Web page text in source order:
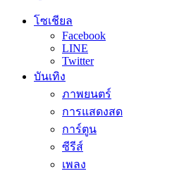
โซเชียล
Facebook
LINE
Twitter
บันเทิง
ภาพยนตร์
การแสดงสด
การ์ตูน
ซีรีส์
เพลง